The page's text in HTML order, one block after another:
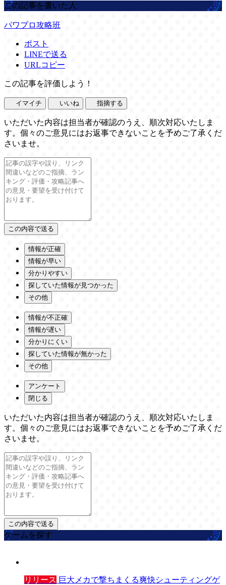
この記事を書いた人
パワプロ攻略班
ポスト
LINEで送る
URLコピー
この記事を評価しよう！
イマイチ いいね 指摘する
いただいた内容は担当者が確認のうえ、順次対応いたしま
す。個々のご意見にはお返事できないことを予めご了承くだ
さいませ。
情報が正確
情報が早い
分かりやすい
探していた情報が見つかった
その他
情報が不正確
情報が遅い
分かりにくい
探していた情報が無かった
その他
アンケート
閉じる
いただいた内容は担当者が確認のうえ、順次対応いたしま
す。個々のご意見にはお返事できないことを予めご了承くだ
さいませ。
ゲームを探す
リリース 巨大メカで撃ちまくる爽快シューティングゲ